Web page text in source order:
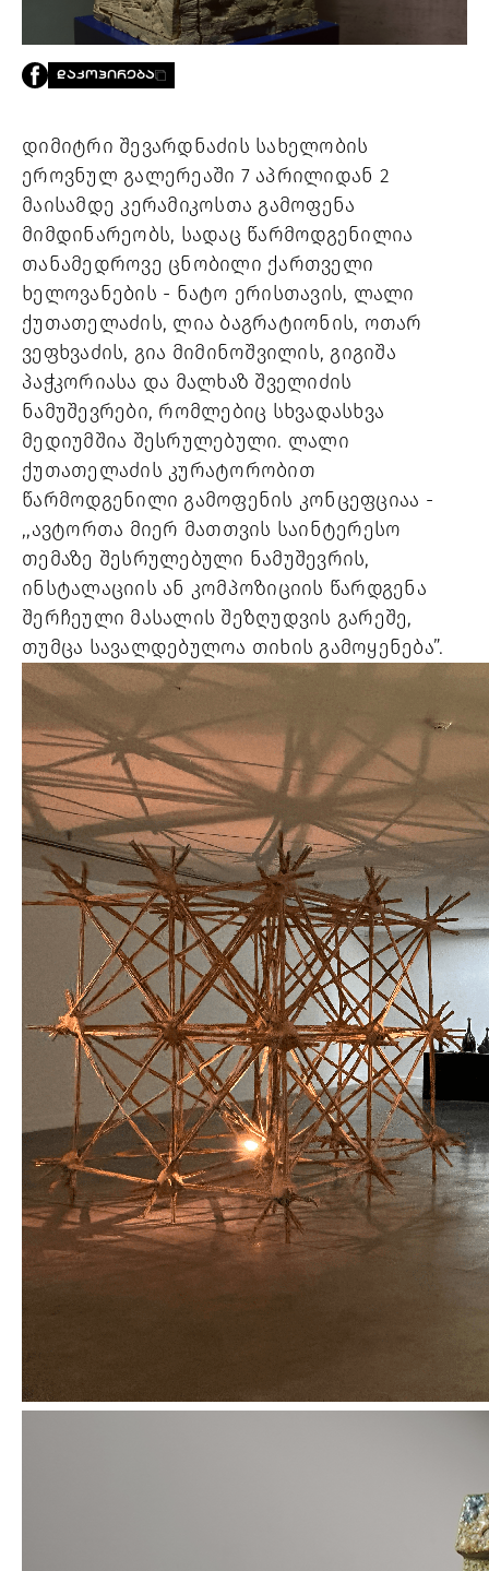
PROJECTS
TV
LIBRARY
ᲒᲐᲛᲝᲒᲕᲧᲔᲕᲘ
ᲙᲝᲜᲢᲐᲥᲢᲘ
INFO@HAMMOCKMAGAZINE.GE
ᲩᲕᲔᲜ
ᲨᲔᲡᲐᲮᲔᲑ
STUDIO
ᲓᲐᲙᲝᲞᲘᲠᲔᲑᲐ
დიმიტრი შევარდნაძის სახელობის
ეროვნულ გალერეაში 7 აპრილიდან 2
მაისამდე კერამიკოსთა გამოფენა
მიმდინარეობს, სადაც წარმოდგენილია
თანამედროვე ცნობილი ქართველი
ხელოვანების - ნატო ერისთავის, ლალი
ქუთათელაძის, ლია ბაგრატიონის, ოთარ
ვეფხვაძის, გია მიმინოშვილის, გიგიშა
პაჭკორიასა და მალხაზ შველიძის
ნამუშევრები, რომლებიც სხვადასხვა
მედიუმშია შესრულებული. ლალი
ქუთათელაძის კურატორობით
წარმოდგენილი გამოფენის კონცეფციაა -
,,ავტორთა მიერ მათთვის საინტერესო
თემაზე შესრულებული ნამუშევრის,
ინსტალაციის ან კომპოზიციის წარდგენა
შერჩეული მასალის შეზღუდვის გარეშე,
თუმცა სავალდებულოა თიხის გამოყენება”.